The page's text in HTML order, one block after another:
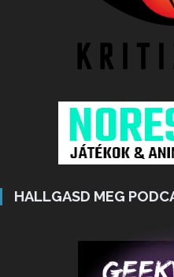
HALLGASD MEG